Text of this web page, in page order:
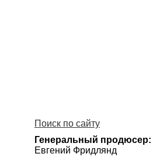
Поиск по сайту
Генеральный продюсер:
Евгений Фридлянд